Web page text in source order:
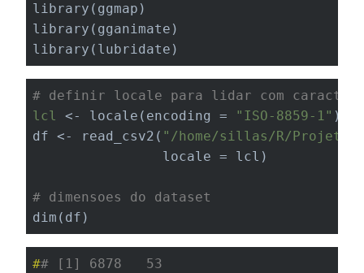
library(ggmap)
library(gganimate)
library(lubridate)
# definir locale para lidar com
lcl
<- locale(encoding = "ISO-8859-1" )
df <- read_csv2( "/home/sillas/R/Projetos/
                locale = lcl)
# dimensoes do dataset
dim(df)
## [1] 6878   53